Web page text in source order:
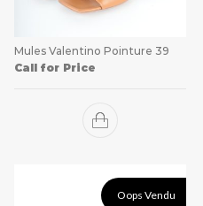
Mules Valentino Pointure 39
Call for Price
Oops Vendu